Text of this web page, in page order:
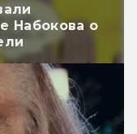
Набокова о